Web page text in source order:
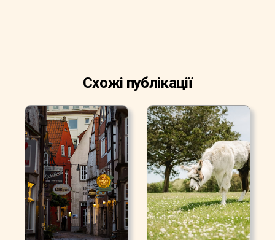
Схожі публікації